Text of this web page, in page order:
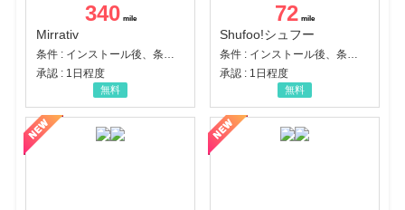
340
Mirrativ
条件 : インストール後、条件達成
承認 : 1日程度
無料
72
Shufoo!シュフー
条件 : インストール後、条件達成
承認 : 1日程度
無料